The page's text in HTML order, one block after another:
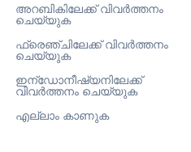
അറബികിലേക്ക് വിവർത്തനം
ചെയ്യുക
ഫ്രെഞ്ചിലേക്ക് വിവർത്തനം
ചെയ്യുക
ഇന്ഡോനീഷ്യനിലേക്ക്
വിവർത്തനം ചെയ്യുക
എല്ലാം കാണുക